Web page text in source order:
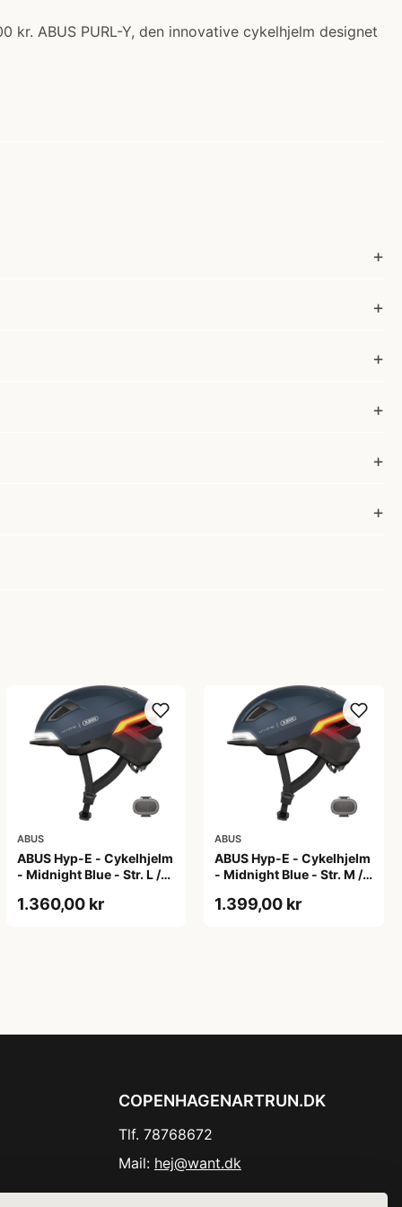
kr. ABUS PURL-Y, den innovative cykelhjelm designet
ABUS
ABUS Hyp-E - Cykelhjelm
- Midnight Blue - Str. L /
1.360,00 kr
ABUS
ABUS Hyp-E - Cykelhjelm
- Midnight Blue - Str. M /
1.399,00 kr
COPENHAGENARTRUN.DK
Tlf. 78768672
Mail: hej@want.dk